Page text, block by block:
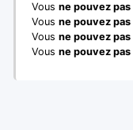
Vous ne pouvez pas
Vous ne pouvez pas
Vous ne pouvez pas
Vous ne pouvez pas